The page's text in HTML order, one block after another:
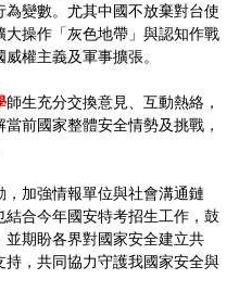
變數。尤其中國不放棄對台使
操作「灰色地帶」與認知作戰
權主義及軍事擴張。
師生充分交換意見、互動熱絡，
前國家整體安全情勢及挑戰，
加強情報單位與社會溝通鏈
合今年國安特考招生工作，鼓
期盼各界對國家安全建立共
，共同協力守護我國家安全與